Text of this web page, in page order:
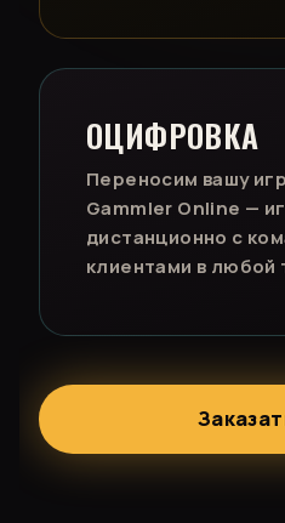
ОЦИФРОВКА
Переносим вашу
Gammler Online —
дистанционно с
клиентами в любой